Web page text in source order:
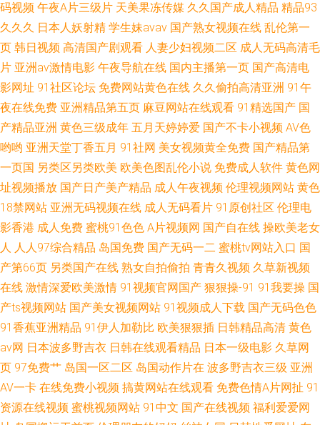
码视频 午夜A片三级片 天美果冻传媒 久久国产成人精品 精品93
久久久 日本人妖射精 学生妹avav 国产熟女视频在线 乱伦第一
页 韩日视频 高清国产剧观看 人妻少妇视频二区 成人无码高清毛
片 亚洲av激情电影 午夜导航在线 国内主播第一页 国产高清电
影网址 91社区论坛 免费网站黄色在线 久久偷拍高清亚洲 91午
夜在线免费 亚洲精品第五页 麻豆网站在线观看 91精选国产 国
产精品亚洲 黄色三级成年 五月天婷婷爱 国产不卡小视频 AV色
哟哟 亚洲天堂丁香五月 91社网 美女视频黄全免费 国产精品第
一页国 另类区另类欧美 欧美色图乱伦小说 免费成人软件 黄色网
址视频播放 国产日产美产精品 成人午夜视频 伦理视频网站 黄色
18禁网站 亚洲无码视频在线 成人无码看片 91原创社区 伦理电
影香港 成人免费 蜜桃91色色 A片视频网 国产自在线 操欧美老女
人 人人97综合精品 岛国免费 国产无码一二 蜜桃tv网站入口 国
产第66页 另类国产在线 熟女自拍偷拍 青青久视频 久草新视频
在线 激情深爱欧美激情 91视频官网国产 狠狠操-91 91我要操 国
产ts视频网站 国产美女视频网站 91视频成人下载 国产无码色色
91香蕉亚洲精品 91伊人加勒比 欧美狠狠插 日韩精品高清 黄色
av网 日本波多野吉衣 日韩在线观看精品 日本一级电影 久草网
页 97免费艹 岛国一区二区 岛国动作片在 波多野吉衣三级 亚洲
AV一卡 在线免费小视频 搞黄网站在线观看 免费色情A片网扯 91
资源在线视频 蜜桃视频网站 91中文 国产在线视频 福利爱爱网